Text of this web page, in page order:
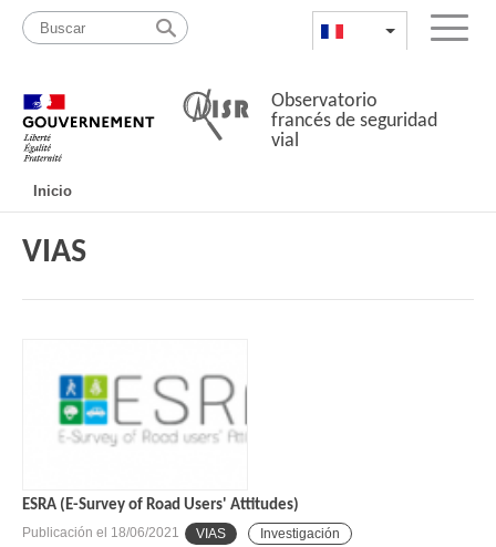
Pasar
contenido
Mapa
web
List additional
Menu
Observatorio
francés de seguridad
vial
principale
Inicio
VIAS
ESRA (E-Survey of Road Users' Attitudes)
Publicación el 18/06/2021 VIAS
Investigación